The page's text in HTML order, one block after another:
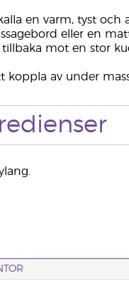
en varm, tyst och
eller en
mot en stor
av under